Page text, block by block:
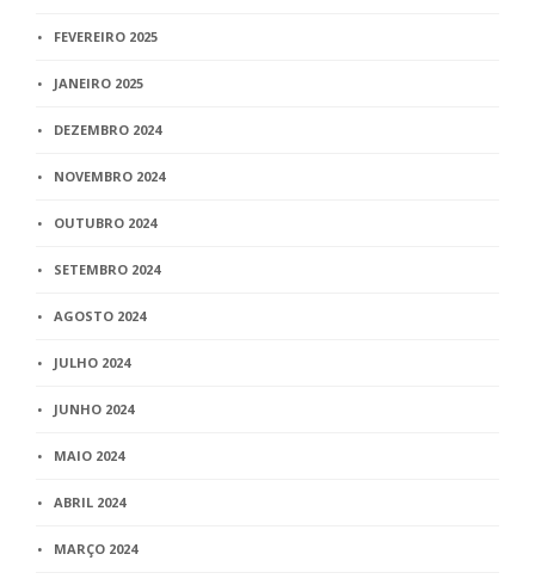
FEVEREIRO 2025
JANEIRO 2025
DEZEMBRO 2024
NOVEMBRO 2024
OUTUBRO 2024
SETEMBRO 2024
AGOSTO 2024
JULHO 2024
JUNHO 2024
MAIO 2024
ABRIL 2024
MARÇO 2024